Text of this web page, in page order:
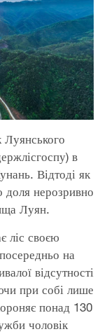
в
Відтоді як
доля нерозривно
Луян.
ліс своєю
на
відсутності
при собі лише
понад 130
чоловік